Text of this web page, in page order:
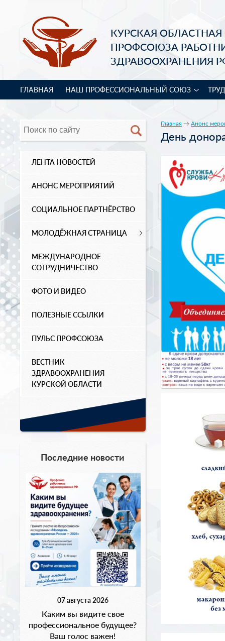
КУРСКАЯ
ПРОФСОЮЗА
ЗДРАВООХРАНЕНИЯ
ГЛАВНАЯ НАШ ПРОФЕССИОНАЛЬНЫЙ СОЮЗ
ЛЕНТА НОВОСТЕЙ
АНОНС МЕРОПРИЯТИЙ
СОЦИАЛЬНОЕ ПАРТНЁРСТВО
МОЛОДЁЖНАЯ СТРАНИЦА
МЕЖДУНАРОДНОЕ
СОТРУДНИЧЕСТВО
ФОТО И ВИДЕО
ПОЛЕЗНЫЕ ССЫЛКИ
ПУЛЬС ПРОФСОЮЗА
ВЕСТНИК
ЗДРАВООХРАНЕНИЯ
КУРСКОЙ ОБЛАСТИ
Последние новости
07 августа 2026
Каким вы видите свое
профессиональное будущее?
Ваш голос важен!
Главная → Анонс
День